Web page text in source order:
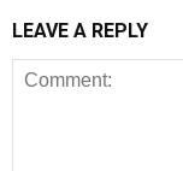
LEAVE A REPLY